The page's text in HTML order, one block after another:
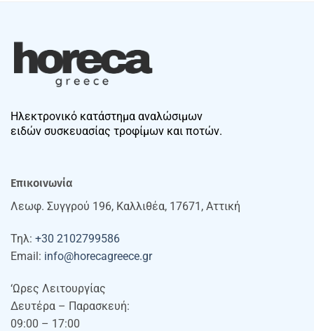
Ηλεκτρονικό κατάστημα αναλώσιμων
ειδών συσκευασίας τροφίμων και ποτών.
Επικοινωνία
Λεωφ. Συγγρού 196, Καλλιθέα, 17671, Αττική
Τηλ: +30 2102799586
Email: info@horecagreece.gr
‘Ωρες Λειτουργίας
Δευτέρα – Παρασκευή:
09:00 – 17:00